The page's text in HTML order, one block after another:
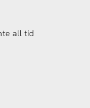
all tid